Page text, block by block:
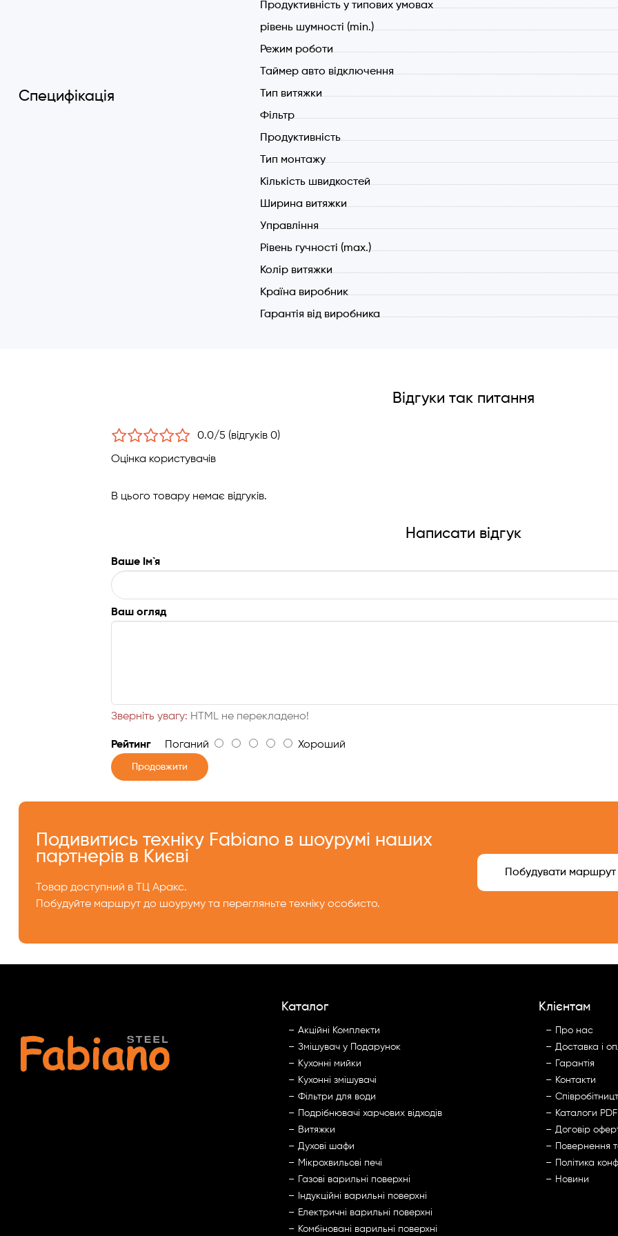
ІНВЕРТОРНИЙ тихий мотор турбінного типу.
Енергоефективність: А+
5 швидкостей.
Сенсорне електронне управління.
Пульт Д.У. в комплекті.
Таймер авто відключення (9 хвилин).
Потужність підключення (макс.) 80 Вт.
Потужність електродвигуна 75 Вт.
Захист від перегріву двигуна.
Потужність ламп 1 х 5 Вт.
Продуктивність в типових умовах (макс.) 780 м3/год.
Діаметр повітропроводу: Рекомендовано 150 мм. Мінімум 120 мм.
Електричне підключення: 220-240 V/50 Hz.
Специфікація
Продуктивність у типових умовах
рівень шумності (min.)
Режим роботи
Таймер авто відключення
Тип витяжки
Фільтр
Продуктивність
Тип монтажу
Кількість швидкостей
Ширина витяжки
Управління
Рівень гучності (max.)
Колір витяжки
Країна виробник
Гарантія від виробника
Відгуки так питання
0.0/5 (відгуків 0)
Оцінка користувачів
В цього товару немає відгуків.
Написати відгук
Ваше Ім`я
Ваш огляд
Зверніть увагу: HTML не перекладено!
Рейтинг Поганий Хороший
Продовжити
Подивитись техніку Fabiano в шоурумі наших
партнерів в Києві
Товар доступний в ТЦ Аракс.
Побудуйте маршрут до шоуруму та перегляньте техніку особисто.
Побудувати маршрут
Каталог
Акційні Комплекти
Змішувач у Подарунок
Кухонні мийки
Кухонні змішувачі
Фільтри для води
Подрібнювачі харчових відходів
Витяжки
Духові шафи
Мікрохвильові печі
Газові варильні поверхні
Індукційні варильні поверхні
Електричні варильні поверхні
Комбіновані варильні поверхні
Клієнтам
Про нас
Доставка і
Гарантія
Контакти
Каталоги PDF
Договір
Повернення
Політика
Новини